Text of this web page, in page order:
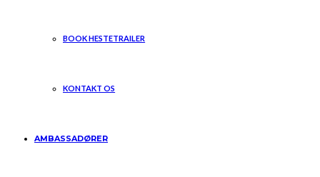
BOOK HESTETRAILER
KONTAKT OS
AMBASSADØRER